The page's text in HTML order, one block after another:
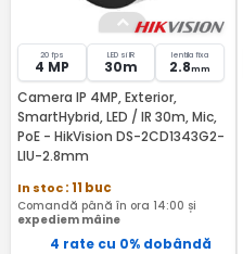
20 fps
4 MP
LED si IR
30m
lentila fixa
2.8mm
Camera IP 4MP, Exterior,
SmartHybrid, LED / IR 30m, Mic,
PoE - HikVision DS-2CD1343G2-
LIU-2.8mm
In stoc: 11 buc
Comandă până în ora 14:00 și
expediem mâine
4 rate cu 0% dobândă